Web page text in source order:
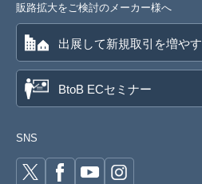
販路拡大をご検討のメーカー様へ
出展して新規取引を増やす
BtoB ECセミナー
SNS